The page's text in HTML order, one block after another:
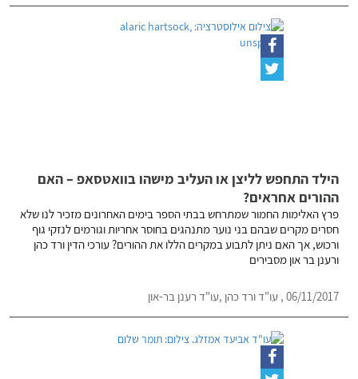
הילד התחפש לליצן או העליב מישהו בוואטסאפ – האם
ההורים אחראים?
פרץ האלימות החמור שמתרחש בבתי הספר בימים האחרונים מזכיר לנו שלא
חסרים מקרים שבהם בני נוער מתנהגים בחוסר אחריות וגורמים לנזקי גוף
ורכוש, אך האם ניתן לתבוע במקרים הללו את ההורים? עורכי הדין ורד כהן
ורענן בר און מסבירים
06/11/2017 , עו"ד ורד כהן ,עו"ד רענן בר-און